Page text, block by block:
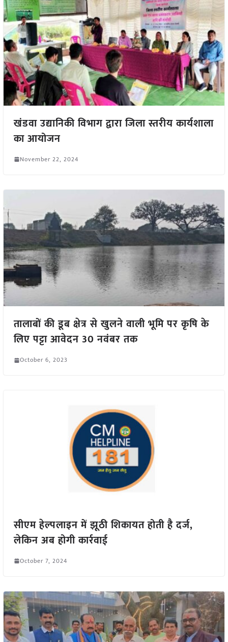
खंडवा उद्यानिकी विभाग द्वारा जिला स्तरीय कार्यशाला
का आयोजन
November 22, 2024
तालाबों की डूब क्षेत्र से खुलने वाली भूमि पर कृषि के
लिए पट्टा आवेदन 30 नवंबर तक
October 6, 2023
सीएम हेल्पलाइन में झूठी शिकायत होती है दर्ज,
लेकिन अब होगी कार्रवाई
October 7, 2024